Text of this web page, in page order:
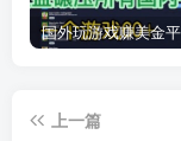
上一篇